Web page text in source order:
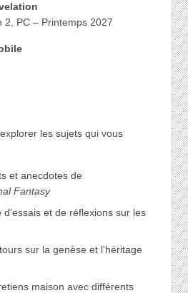
2, PC – Printemps 2027
les sujets qui vous
et anecdotes de
Fantasy
d'essais et de réflexions sur les
sur la genèse et l'héritage
maison avec différents